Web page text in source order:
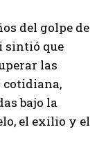
del golpe de
sintió que
las
cotidiana,
bajo la
el exilio y el